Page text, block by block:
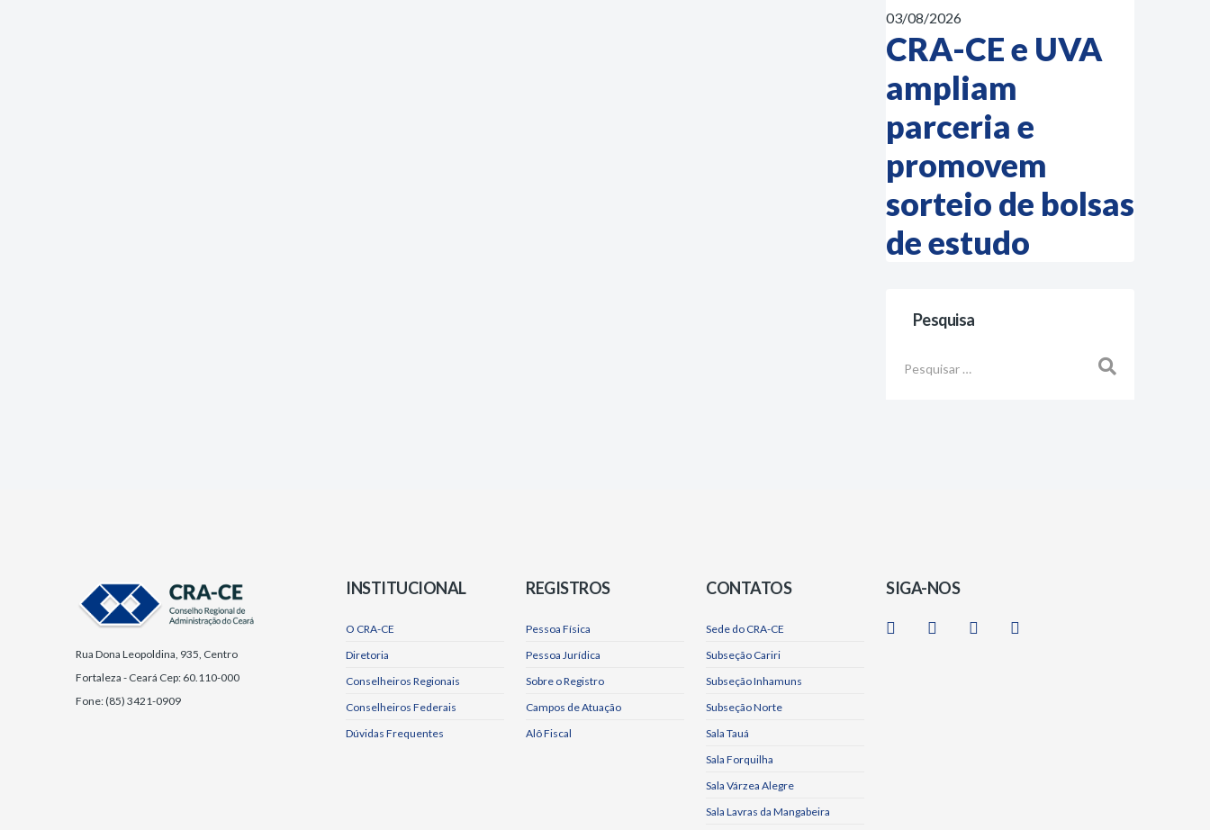
03/08/2026
CRA-CE e UVA
ampliam
parceria e
promovem
sorteio de bolsas
de estudo
Pesquisa
Rua Dona Leopoldina, 935, Centro
Fortaleza - Ceará Cep: 60.110-000
Fone: (85) 3421-0909
INSTITUCIONAL
O CRA-CE
Diretoria
Conselheiros Regionais
Conselheiros Federais
Dúvidas Frequentes
REGISTROS
Pessoa Física
Pessoa Jurídica
Sobre o Registro
Campos de Atuação
Alô Fiscal
CONTATOS
Sede do CRA-CE
Subseção Cariri
Subseção Inhamuns
Subseção Norte
Sala Tauá
Sala Forquilha
Sala Várzea Alegre
Sala Lavras da Mangabeira
SIGA-NOS